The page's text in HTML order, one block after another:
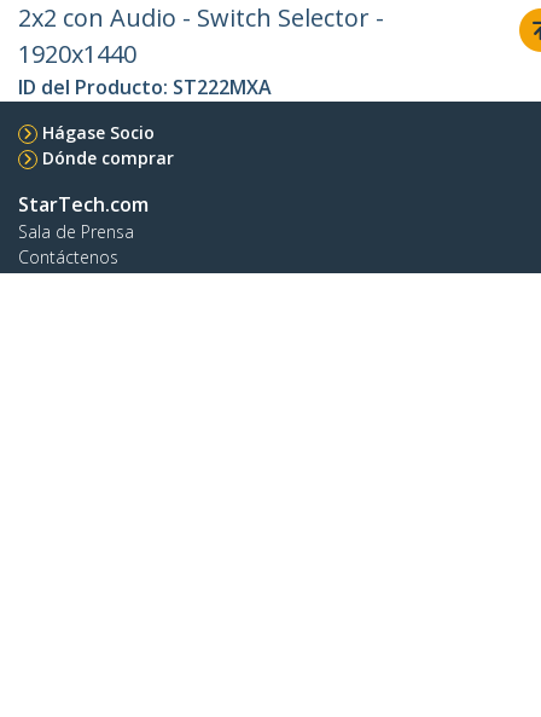
2x2 con Audio - Switch Selector -
1920x1440
ID del Producto: ST222MXA
Hágase Socio
Dónde comprar
StarTech.com
Sala de Prensa
Contáctenos